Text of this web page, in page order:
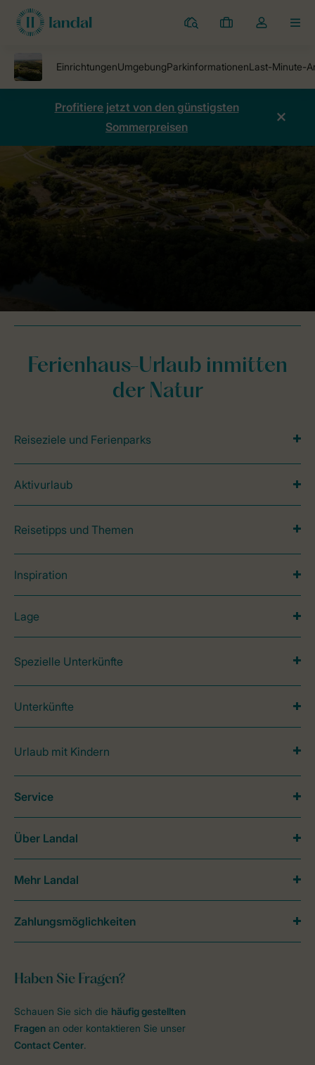
Ferienparks
Meine
Dropdown-
öffnen
Profitiere jetzt von den günstigsten
Sommerpreisen
Ferienparks Rockingham Forest
Ferienhaus-Urlaub inmitten
der Natur
Reiseziele und Ferienparks
Aktivurlaub
Reisetipps und Themen
Inspiration
Lage
Spezielle Unterkünfte
Unterkünfte
Urlaub mit Kindern
Haben Sie Fragen?
Schauen Sie sich die häufig gestellten
Fragen an oder kontaktieren Sie unser
Contact Center.
Service
Über Landal
Mehr Landal
Zahlungsmöglichkeiten